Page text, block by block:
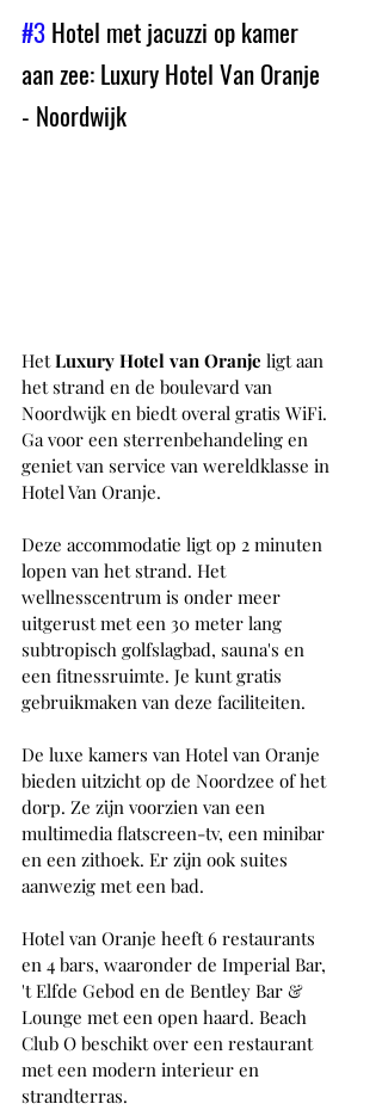
#3 Hotel met jacuzzi op kamer
aan zee: Luxury Hotel Van Oranje
- Noordwijk
Het Luxury Hotel van Oranje ligt aan
het strand en de boulevard van
Noordwijk en biedt overal gratis WiFi.
Ga voor een sterrenbehandeling en
geniet van service van wereldklasse in
Hotel Van Oranje.
Deze accommodatie ligt op 2 minuten
lopen van het strand. Het
wellnesscentrum is onder meer
uitgerust met een 30 meter lang
subtropisch golfslagbad, sauna's en
een fitnessruimte. Je kunt gratis
gebruikmaken van deze faciliteiten.
De luxe kamers van Hotel van Oranje
bieden uitzicht op de Noordzee of het
dorp. Ze zijn voorzien van een
multimedia flatscreen-tv, een minibar
en een zithoek. Er zijn ook suites
aanwezig met een bad.
Hotel van Oranje heeft 6 restaurants
en 4 bars, waaronder de Imperial Bar,
't Elfde Gebod en de Bentley Bar &
Lounge met een open haard. Beach
Club O beschikt over een restaurant
met een modern interieur en
strandterras.